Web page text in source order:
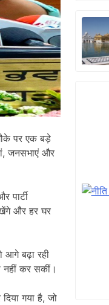
पर एक बड़े
जनसभाएं और
पार्टी
और हर घर
आगे बढ़ा रही
नहीं कर सकीं।
गया है, जो